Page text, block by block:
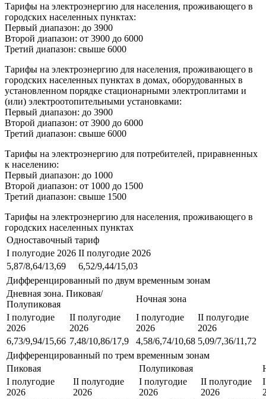
Тарифы на электроэнергию для населения, проживающего в
городских населенных пунктах:
Первый диапазон: до 3900
Второй диапазон: от 3900 до 6000
Третий диапазон: свыше 6000
Тарифы на электроэнергию для населения, проживающего в
городских населенных пунктах в домах, оборудованных в
установленном порядке стационарными электроплитами и
(или) электроотопительными установками:
Первый диапазон: до 3900
Второй диапазон: от 3900 до 6000
Третий диапазон: свыше 6000
Тарифы на электроэнергию для потребителей, приравненных
к населению:
Первый диапазон: до 1000
Второй диапазон: от 1000 до 1500
Третий диапазон: свыше 1500
Тарифы на электроэнергию для населения, проживающего в
городских населенных пунктах
Одноставочный тариф
I полугодие 2026 II полугодие 2026
5,87/8,64/13,69
6,52/9,44/15,03
Дифференцированный по двум временным зонам
Дневная зона. Пиковая/
Полупиковая
Ночная зона
I полугодие
2026
II полугодие
2026
I полугодие
2026
II полугодие
2026
6,73/9,94/15,66 7,48/10,86/17,9 4,58/6,74/10,68 5,09/7,36/11,72
Дифференцированный по трем временным зонам
Пиковая
Полупиковая
I полугодие
2026
II полугодие
2026
I полугодие
2026
II полугодие
2026